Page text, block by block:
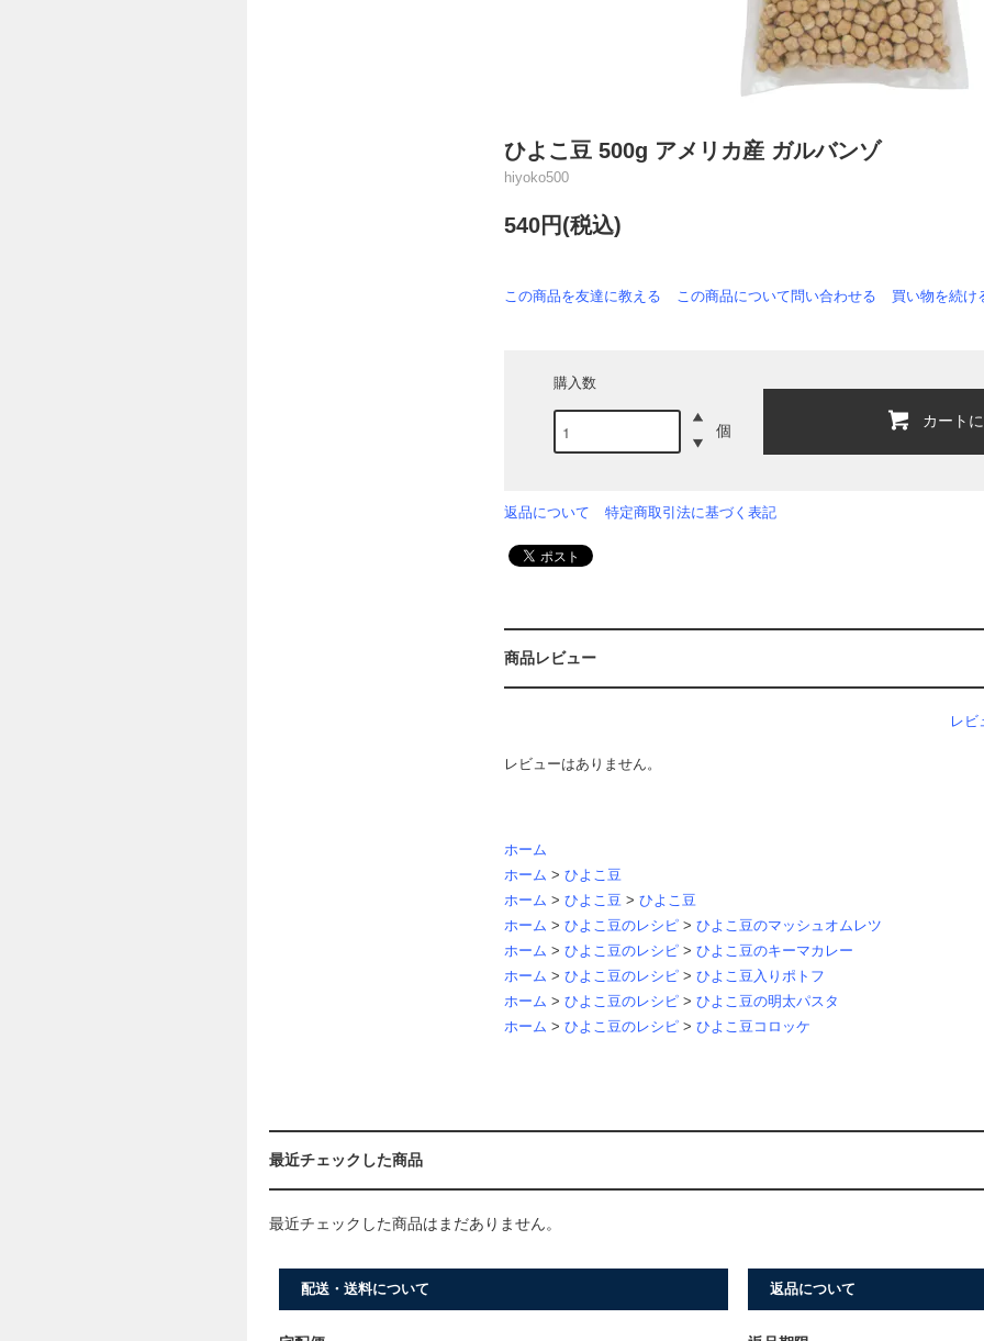
ひよこ豆 500g アメリカ産 ガルバンゾ
hiyoko500
540円(税込)
この商品を友達に教える この商品について問い合わせる 買い物を続け
購入数
個 カート
返品について 特定商取引法に基づく表記
商品レビュー
レビ
レビューはありません。
ホーム
ホーム > ひよこ豆
ホーム > ひよこ豆 > ひよこ豆
ホーム > ひよこ豆のレシピ > ひよこ豆のマッシュオムレツ
ホーム > ひよこ豆のレシピ > ひよこ豆のキーマカレー
ホーム > ひよこ豆のレシピ > ひよこ豆入りポトフ
ホーム > ひよこ豆のレシピ > ひよこ豆の明太パスタ
ホーム > ひよこ豆のレシピ > ひよこ豆コロッケ
最近チェックした商品
最近チェックした商品はまだありません。
配送・送料について 返品について